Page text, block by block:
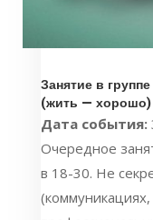
Занятие в
(жить — хорошо)
Дата события:
Очередное
в 18-30. Не
(коммуникациях,